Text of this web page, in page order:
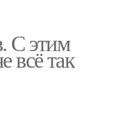
С этим
всё так